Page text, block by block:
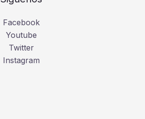
Facebook
Youtube
Twitter
Instagram